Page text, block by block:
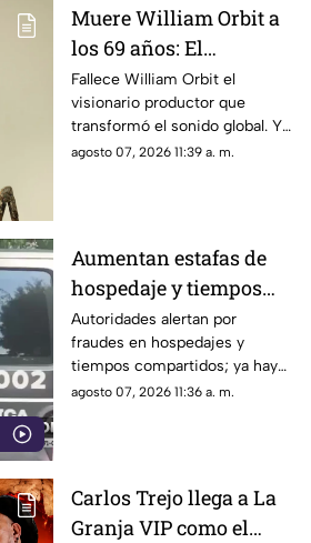
Muere William Orbit a
los 69 años: El
legendario genio
musical que reinventó
a Madonna y Blur
Fallece William Orbit el
visionario productor que
transformó el sonido global. Y
este es un repaso por sus 12
agosto 07, 2026 11:39 a. m.
Aumentan estafas de
hospedaje y tiempos
compartidos en Jalisco
Autoridades alertan por
fraudes en hospedajes y
tiempos compartidos; ya hay
un detenido y decenas de
agosto 07, 2026 11:36 a. m.
Carlos Trejo llega a La
Granja VIP como el